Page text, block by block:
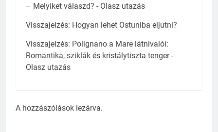
– Melyiket válaszd? - Olasz utazás
Visszajelzés: Hogyan lehet Ostuniba eljutni?
Visszajelzés: Polignano a Mare látnivalói:
Romantika, sziklák és kristálytiszta tenger -
Olasz utazás
A hozzászólások lezárva.